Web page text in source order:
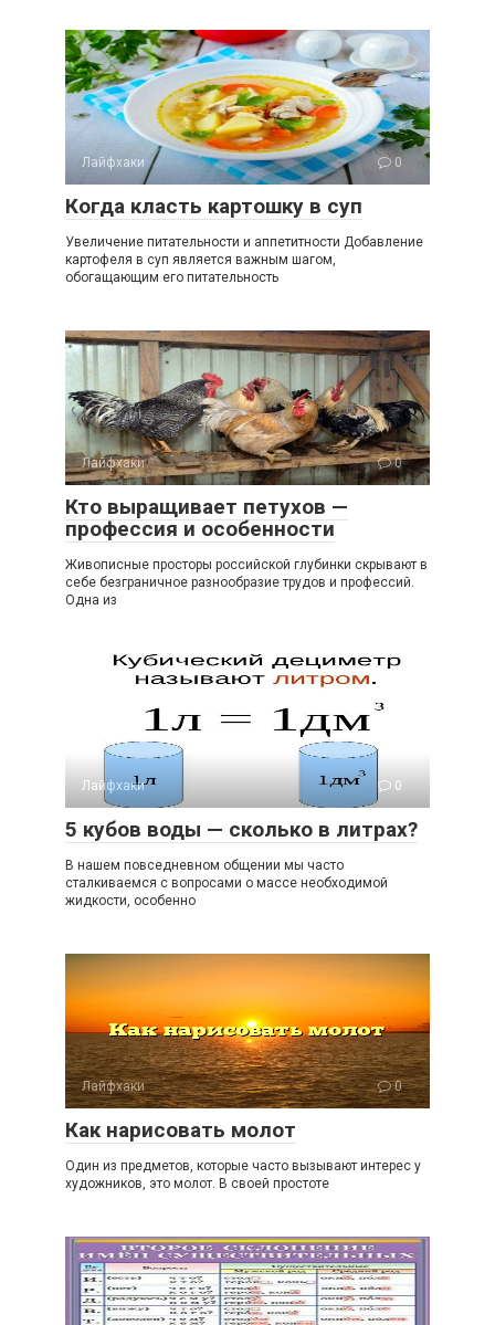
Лайфхаки 0
Когда класть картошку в суп
Увеличение питательности и аппетитности Добавление
картофеля в суп является важным шагом,
обогащающим его питательность
Лайфхаки 0
Кто выращивает петухов —
профессия и особенности
Живописные просторы российской глубинки скрывают в
себе безграничное разнообразие трудов и профессий.
Одна из
Лайфхаки 0
5 кубов воды — сколько в литрах?
В нашем повседневном общении мы часто
сталкиваемся с вопросами о массе необходимой
жидкости, особенно
Лайфхаки 0
Как нарисовать молот
Один из предметов, которые часто вызывают интерес у
художников, это молот. В своей простоте